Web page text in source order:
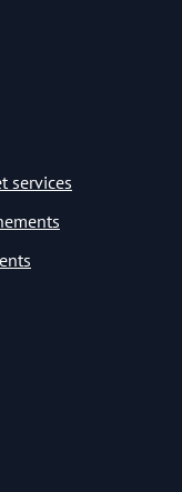
services